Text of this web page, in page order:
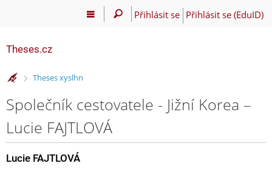
Přihlásit se Přihlásit se (EduID)
Theses.cz
>
Theses xyslhn
Společník cestovatele - Jižní Korea –
Lucie FAJTLOVÁ
Lucie FAJTLOVÁ